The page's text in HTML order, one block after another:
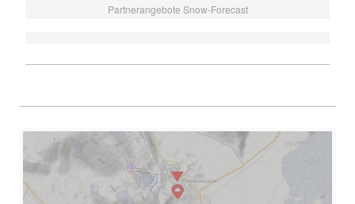
Partnerangebote Snow-Forecast